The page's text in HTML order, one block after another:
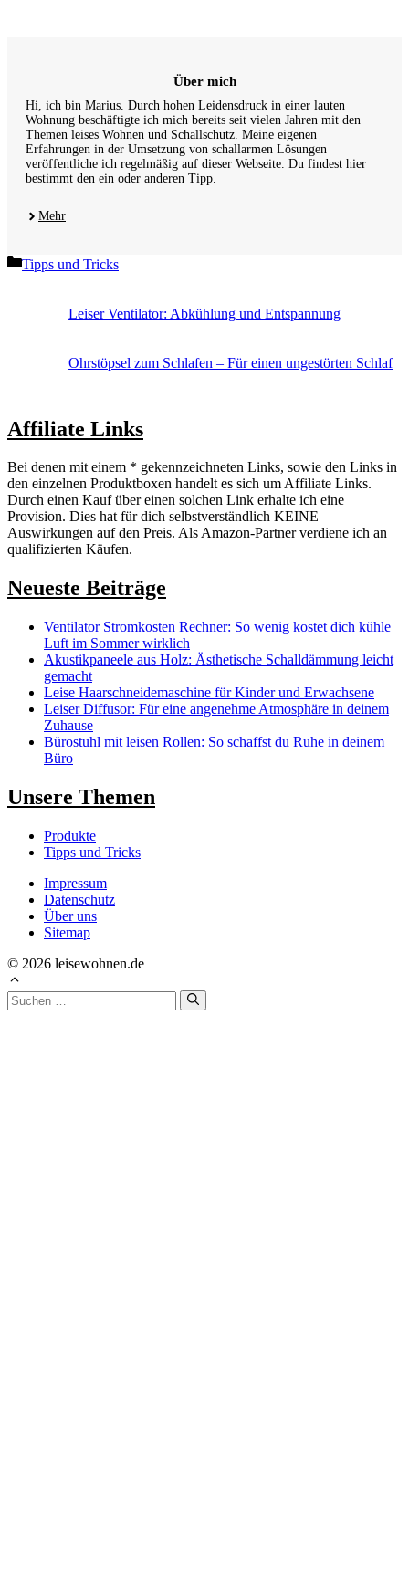
Über mich
Hi, ich bin Marius. Durch hohen Leidensdruck in einer lauten
Wohnung beschäftigte ich mich bereits seit vielen Jahren mit den
Themen leises Wohnen und Schallschutz. Meine eigenen
Erfahrungen in der Umsetzung von schallarmen Lösungen
veröffentliche ich regelmäßig auf dieser Webseite. Du findest hier
bestimmt den ein oder anderen Tipp.
Mehr
Kategorien
Tipps und Tricks
Leiser Ventilator: Abkühlung und Entspannung
Ohrstöpsel zum Schlafen – Für einen ungestörten Schlaf
Affiliate Links
Bei denen mit einem * gekennzeichneten Links, sowie den Links in
den einzelnen Produktboxen handelt es sich um Affiliate Links.
Durch einen Kauf über einen solchen Link erhalte ich eine
Provision. Dies hat für dich selbstverständlich KEINE
Auswirkungen auf den Preis. Als Amazon-Partner verdiene ich an
qualifizierten Käufen.
Neueste Beiträge
Ventilator Stromkosten Rechner: So wenig kostet dich kühle
Luft im Sommer wirklich
Akustikpaneele aus Holz: Ästhetische Schalldämmung leicht
gemacht
Leise Haarschneidemaschine für Kinder und Erwachsene
Leiser Diffusor: Für eine angenehme Atmosphäre in deinem
Zuhause
Bürostuhl mit leisen Rollen: So schaffst du Ruhe in deinem
Büro
Unsere Themen
Produkte
Tipps und Tricks
Impressum
Datenschutz
Über uns
Sitemap
© 2026 leisewohnen.de
Suchen
nach: